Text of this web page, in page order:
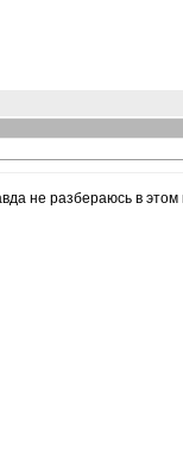
не разбераюсь в